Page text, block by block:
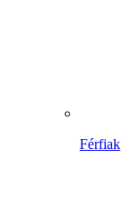
Férfiak